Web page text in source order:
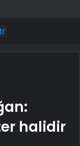
Bulundu
halidir